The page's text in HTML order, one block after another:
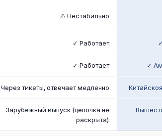
⚠️ Нестабильно
✓ Работает
✓ Работает ✓
Через тикеты, отвечает медленно
Зарубежный выпуск (цепочка не
раскрыта)